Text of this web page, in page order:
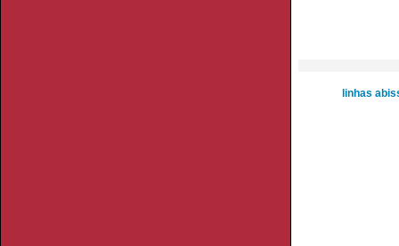
linhas